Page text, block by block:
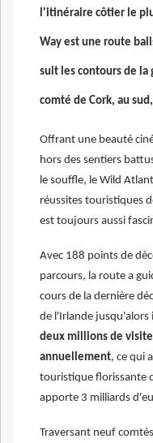
l'itinéraire côtier le
Way est une route
suit les contours de
comté de Cork, au
Offrant une beauté
hors des sentiers
le souffle, le Wild
réussites touristiques
est toujours aussi
Avec 188 points de
parcours, la route a
cours de la dernière
de l'Irlande jusqu'alors
deux millions de
annuellement, ce qui
touristique florissante
apporte 3 milliards
Traversant neuf